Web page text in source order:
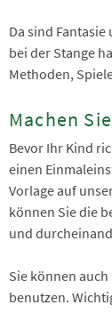
Da sind
bei der Stange
Methoden,
Machen
Bevor Ihr Kind
einen
Vorlage auf
können Sie die
und
Sie können
benutzen.